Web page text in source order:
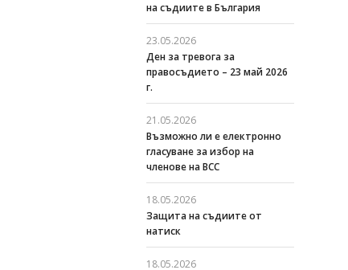
на съдиите в България
23.05.2026
Ден за тревога за
правосъдието – 23 май 2026
г.
21.05.2026
Възможно ли е електронно
гласуване за избор на
членове на ВСС
18.05.2026
Защита на съдиите от
натиск
18.05.2026